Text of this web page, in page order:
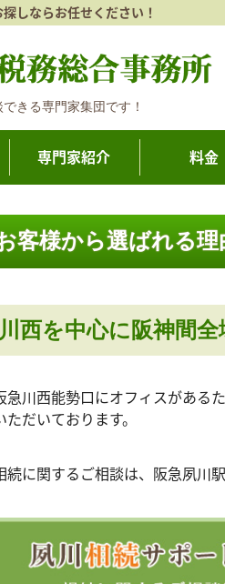
しならお任せください！
きる専門家集団です！
専門家紹介 料金
客様から選ばれる理
西を中心に阪神間
急川西能勢口にオフィスがある
ただいております。
続に関するご相談は、阪急夙川